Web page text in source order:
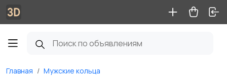
Главная Мужские кольца